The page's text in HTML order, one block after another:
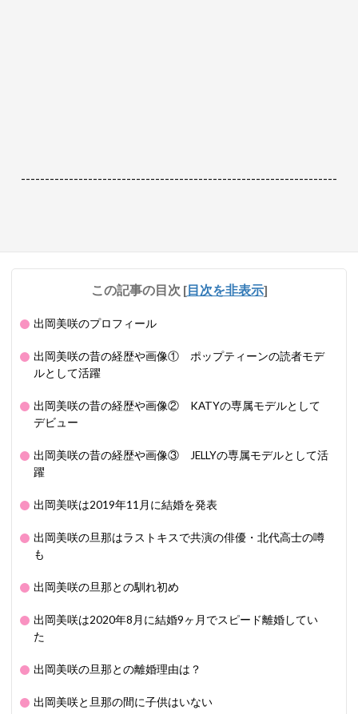
------------------------------------------------------------------
この記事の目次 [目次を非表示]
出岡美咲のプロフィール
出岡美咲の昔の経歴や画像① ポップティーンの読者モデ
ルとして活躍
出岡美咲の昔の経歴や画像② KATYの専属モデルとして
デビュー
出岡美咲の昔の経歴や画像③ JELLYの専属モデルとして活
躍
出岡美咲は2019年11月に結婚を発表
出岡美咲の旦那はラストキスで共演の俳優・北代高士の噂
も
出岡美咲の旦那との馴れ初め
出岡美咲は2020年8月に結婚9ヶ月でスピード離婚してい
た
出岡美咲の旦那との離婚理由は？
出岡美咲と旦那の間に子供はいない